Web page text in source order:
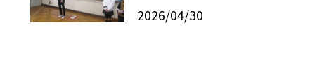
2026/04/30